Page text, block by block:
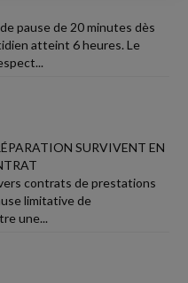
pause de 20 minutes dès
atteint 6 heures. Le
SURVIVENT EN
contrats de prestations
limitative de
une...